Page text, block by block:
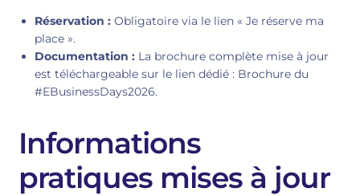
Réservation : Obligatoire via le lien « Je réserve ma
place ».
Documentation : La brochure complète mise à jour
est téléchargeable sur le lien dédié : Brochure du
#EBusinessDays2026.
Informations
pratiques mises à jour